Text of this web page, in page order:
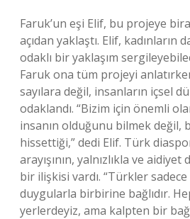
Faruk’un eşi Elif, bu projeye
açıdan yaklaştı. Elif, kadınların
odaklı bir yaklaşım
Faruk ona tüm projeyi
sayılara değil, insanların içsel
odaklandı. “Bizim için önemli
insanın olduğunu bilmek değil,
hissettiği,” dedi Elif. Türk
arayışının, yalnızlıkla ve
bir ilişkisi vardı. “Türkler sadece
duygularla birbirine bağlıdır.
yerlerdeyiz, ama kalpten bir